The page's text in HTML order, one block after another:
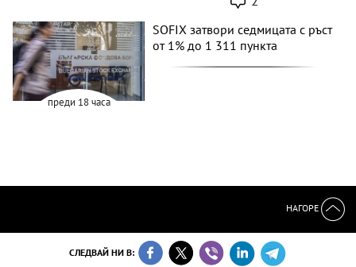
преди 18 часа
SOFIX затвори седмицата с ръст
от 1% до 1 311 пункта
НАГОРЕ
СЛЕДВАЙ НИ В: